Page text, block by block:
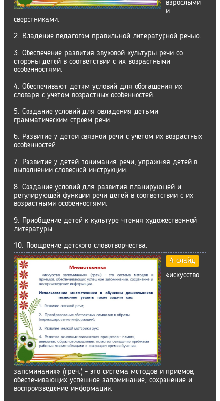
взрослыми
и
сверстниками.
2. Владение педагогом правильной литературной речью.
3. Обеспечение развития звуковой культуры речи со
стороны детей в соответствии с их возрастными
особенностями.
4. Обеспечивают детям условий для обогащения их
словаря с учетом возрастных особенностей.
5. Создание условий для овладения детьми
грамматическим строем речи.
6. Развитие у детей связной речи с учетом их возрастных
особенностей.
7. Развитие у детей понимания речи, упражняя детей в
выполнении словесной инструкции.
8. Создание условий для развития планирующей и
регулирующей функции речи детей в соответствии с их
возрастными особенностями.
9. Приобщение детей к культуре чтения художественной
литературы.
10. Поощрение детского словотворчества.
4 слайд
«искусство
запоминания» (греч.) - это система методов и приемов,
обеспечивающих успешное запоминание, сохранение и
воспроизведение информации.